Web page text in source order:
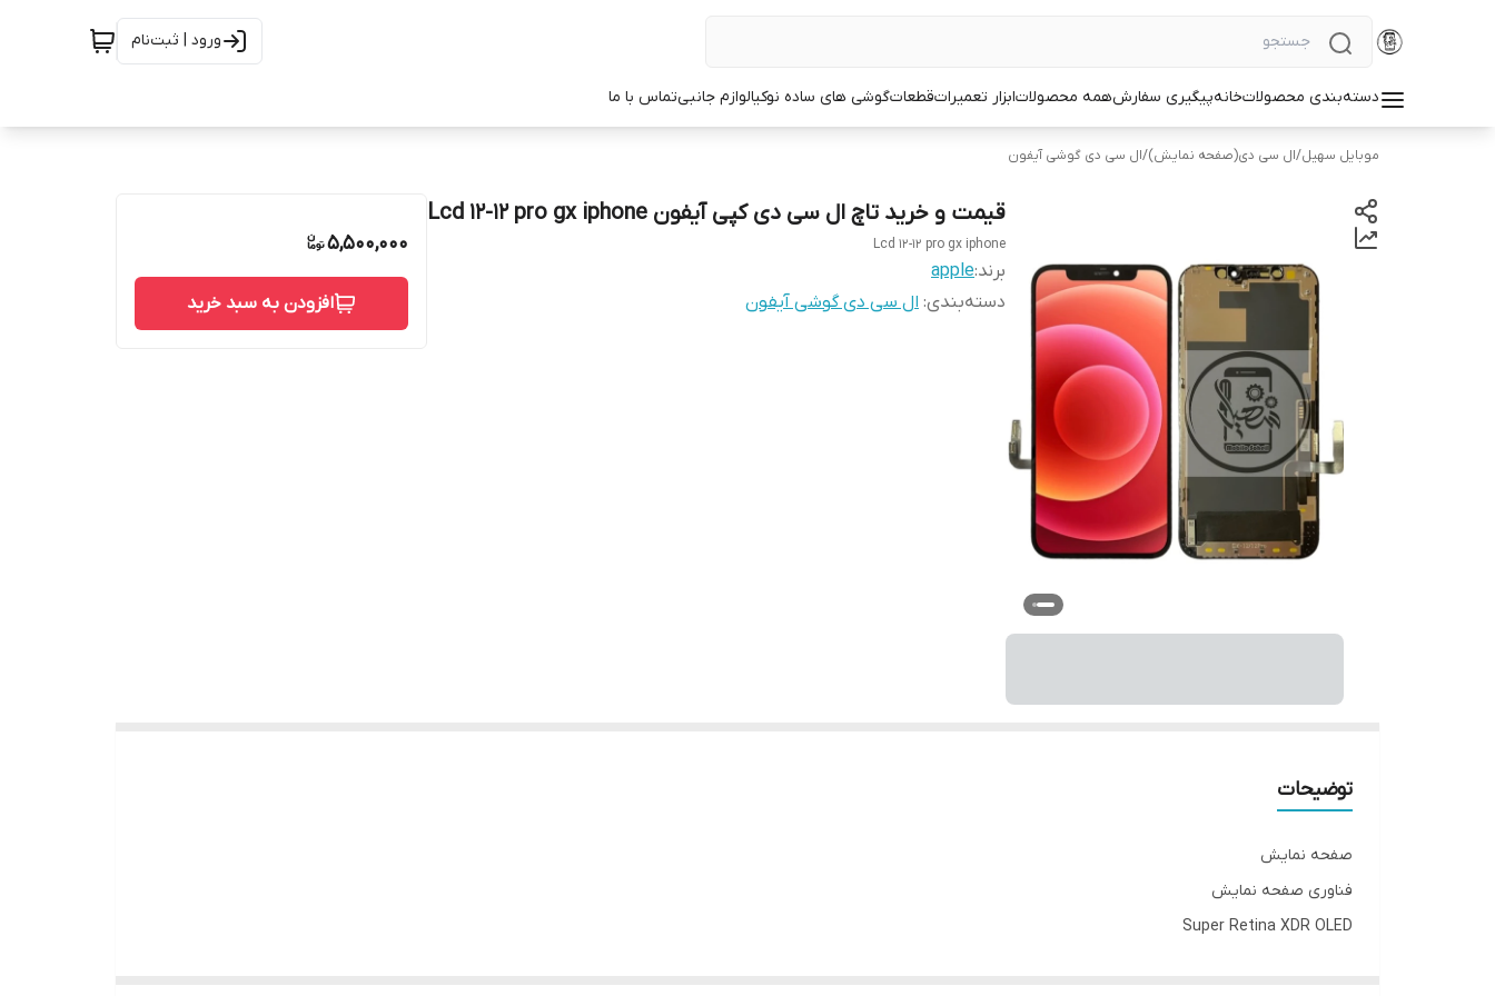
ورود | ثبت‌نام
دسته‌بندی محصولاتخانهپیگیری سفارشهمه محصولاتابزار تعمیراتقطعاتگوشی های ساده نوکیالوازم جانبیتماس با ما
موبایل سهیل/ال سی دی(صفحه نمایش)/ال سی دی گوشی آیفون
قیمت و خرید تاچ ال سی دی کپی آیفون Lcd 12-12 pro gx iphone
Lcd 12-12 pro gx iphone
برند:apple
دسته‌بندی: ال سی دی گوشی آیفون
5,500,000
افزودن به سبد خرید
توضیحات
صفحه نمایش
فناوری صفحه‌ نمایش
Super Retina XDR OLED